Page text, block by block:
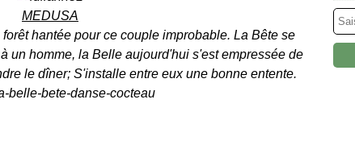
MEDUSA
hantée pour ce couple improbable. La Bête se
un homme, la Belle aujourd'hui s'est empressée de
le dîner; S'installe entre eux une bonne entente.